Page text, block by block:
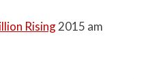
Rising2015 am